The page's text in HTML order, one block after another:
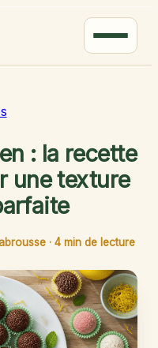
: la recette
une texture
· 4 min de lecture